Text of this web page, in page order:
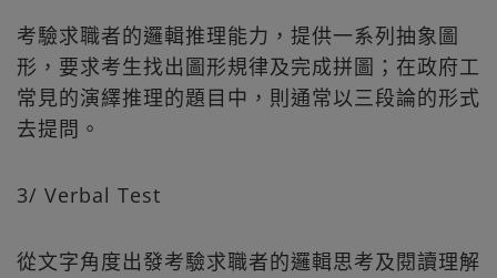
考驗求職者的邏輯推理能力，提供一系列抽象圖
形，要求考生找出圖形規律及完成拼圖；在政府工
常見的演繹推理的題目中，則通常以三段論的形式
去提問。
3/ Verbal Test
從文字角度出發考驗求職者的邏輯思考及閱讀理解